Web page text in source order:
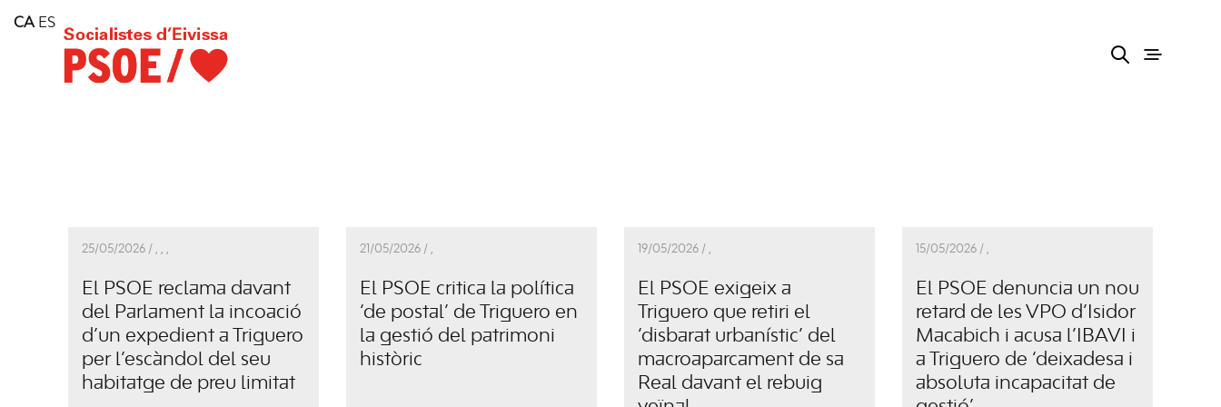
Consell Insular d'Eivissa
Services
25/05/2026 / , , ,
El PSOE reclama davant
del Parlament la incoació
d’un expedient a Triguero
per l’escàndol del seu
habitatge de preu limitat
21/05/2026 / ,
El PSOE critica la política
‘de postal’ de Triguero en
la gestió del patrimoni
històric
19/05/2026 / ,
El PSOE exigeix a
Triguero que retiri el
‘disbarat urbanístic’ del
macroaparcament de sa
Real davant el rebuig
15/05/2026 / ,
El PSOE denuncia un nou
retard de les VPO d’Isidor
Macabich i acusa l’IBAVI i
a Triguero de ‘deixadesa i
absoluta incapacitat de
CA ES